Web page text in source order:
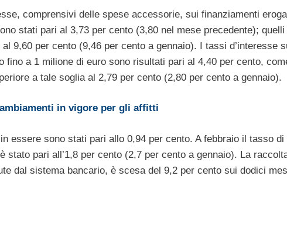
comprensivi delle spese accessorie, sui finanziamenti
stati pari al 3,73 per cento (3,80 nel mese precedente);
9,60 per cento (9,46 per cento a gennaio). I tassi d’interesse
fino a 1 milione di euro sono risultati pari al 4,40 per cento,
a tale soglia al 2,79 per cento (2,80 per cento a gennaio).
in vigore per gli affitti
essere sono stati pari allo 0,94 per cento. A febbraio il tasso
stato pari all’1,8 per cento (2,7 per cento a gennaio). La
dal sistema bancario, è scesa del 9,2 per cento sui dodici